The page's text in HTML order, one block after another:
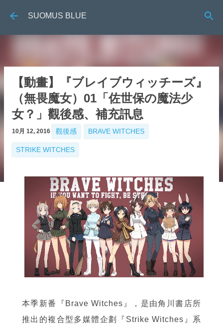
SUOMUS BLUE
【動畫】『ブレイブウィッチーズ』
（無畏魔女）01「佐世保の魔法少
女？」觀後感、補充訊息
10月 12, 2016 觀後感 BRAVE WITCHES
STRIKE WITCHES
本季新番『Brave Witches』，是由角川書店所
推出的複合型多媒體企劃『Strike Witches』系